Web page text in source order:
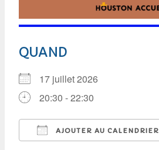
QUAND
17 juillet 2026
20:30 - 22:30
AJOUTER AU CALENDRIER